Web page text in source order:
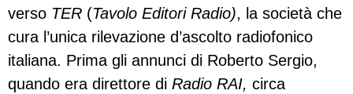
verso TER (Tavolo Editori Radio), la società che
cura l’unica rilevazione d’ascolto radiofonico
italiana. Prima gli annunci di Roberto Sergio,
quando era direttore di Radio RAI, circa